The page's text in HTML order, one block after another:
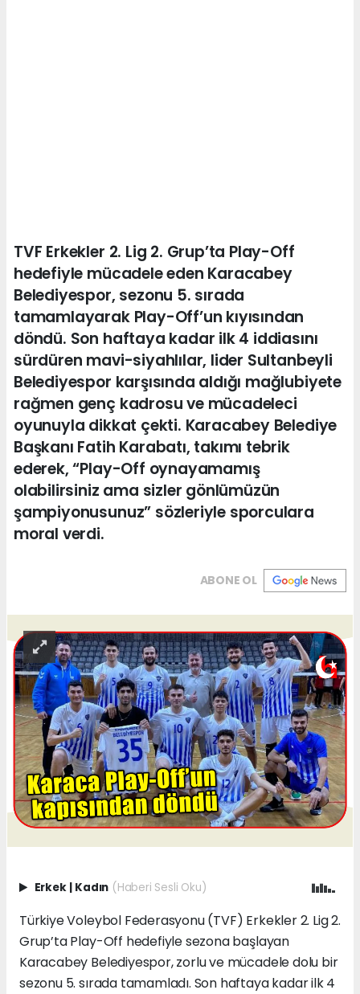
TVF Erkekler 2. Lig 2. Grup’ta Play-Off
hedefiyle mücadele eden Karacabey
Belediyespor, sezonu 5. sırada
tamamlayarak Play-Off’un kıyısından
döndü. Son haftaya kadar ilk 4 iddiasını
sürdüren mavi-siyahlılar, lider Sultanbeyli
Belediyespor karşısında aldığı mağlubiyete
rağmen genç kadrosu ve mücadeleci
oyunuyla dikkat çekti. Karacabey Belediye
Başkanı Fatih Karabatı, takımı tebrik
ederek, “Play-Off oynayamamış
olabilirsiniz ama sizler gönlümüzün
şampiyonusunuz” sözleriyle sporculara
moral verdi.
ABONE OL
Erkek | Kadın (Haberi Sesli Oku)
Türkiye Voleybol Federasyonu (TVF) Erkekler 2. Lig 2.
Grup’ta Play-Off hedefiyle sezona başlayan
Karacabey Belediyespor, zorlu ve mücadele dolu bir
sezonu 5. sırada tamamladı. Son haftaya kadar ilk 4